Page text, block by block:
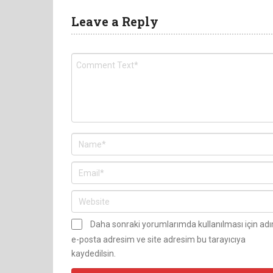
Leave a Reply
Daha sonraki yorumlarımda kullanılması için
e-posta adresim ve site adresim bu tarayıcıya
kaydedilsin.